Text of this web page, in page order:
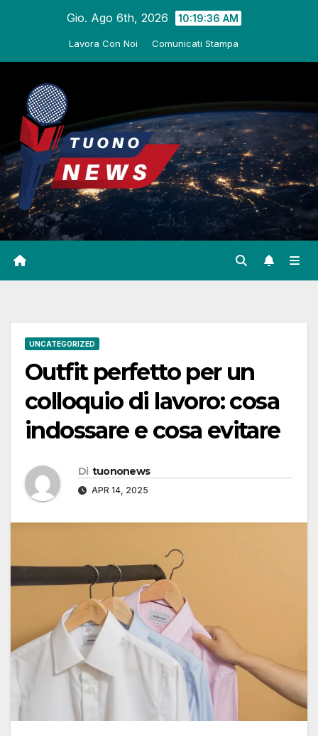
Gio. Ago 6th, 2026 10:19:37 AM
Lavora Con Noi Comunicati Stampa
UNCATEGORIZED
Outfit perfetto per un
colloquio di lavoro: cosa
indossare e cosa evitare
Di tuononews
APR 14, 2025